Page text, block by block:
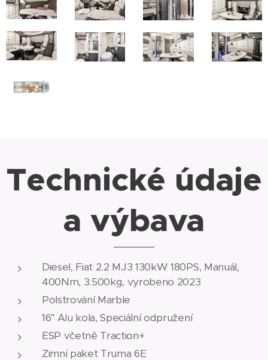
Technické údaje
a výbava
Diesel, Fiat 2.2 MJ3 130kW 180PS, Manuál,
400Nm, 3.500kg, vyrobeno 2023
Polstrování Marble
16″ Alu kola, Speciální odpružení
ESP včetně Traction+
Zimní paket Truma 6E